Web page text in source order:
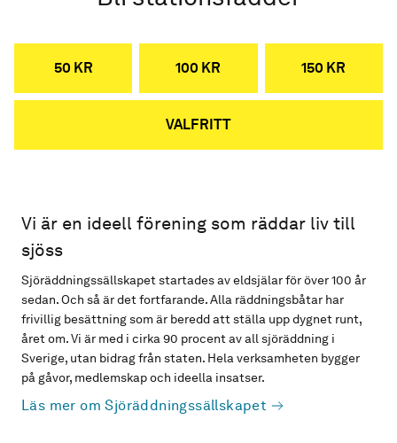
50 KR 100 KR 150 KR
VALFRITT
Vi är en ideell förening som räddar liv till
sjöss
Sjöräddningssällskapet startades av eldsjälar för över 100 år
sedan. Och så är det fortfarande. Alla räddningsbåtar har
frivillig besättning som är beredd att ställa upp dygnet runt,
året om. Vi är med i cirka 90 procent av all sjöräddning i
Sverige, utan bidrag från staten. Hela verksamheten bygger
på gåvor, medlemskap och ideella insatser.
Läs mer om Sjöräddningssällskapet